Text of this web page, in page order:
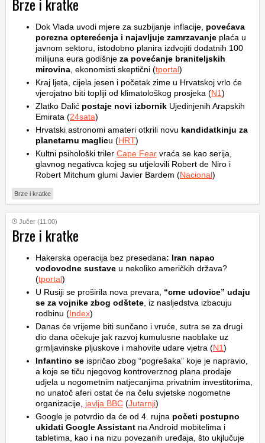
Dok Vlada uvodi mjere za suzbijanje inflacije, povećava
porezna opterećenja i najavljuje zamrzavanje plaća u
javnom sektoru, istodobno planira izdvojiti dodatnih 100
milijuna eura godišnje za povećanje braniteljskih
mirovina , ekonomisti skeptični (tportal)
Kraj ljeta, cijela jesen i početak zime u Hrvatskoj vrlo će
vjerojatno biti topliji od klimatološkog prosjeka (N1)
Zlatko Dalić postaje novi izbornik Ujedinjenih Arapskih
Emirata (24sata)
Hrvatski astronomi amateri otkrili novu kandidatkinju za
planetarnu maglicu (HRT)
Kultni psihološki triler Cape Fear vraća se kao serija,
glavnog negativca kojeg su utjelovili Robert de Niro i
Robert Mitchum glumi Javier Bardem (Nacional)
Brze i kratke
Jučer (11:00)
Brze i kratke
Hakerska operacija bez presedana: Iran napao
vodovodne sustave u nekoliko američkih država?
(tportal)
U Rusiji se proširila nova prevara, “crne udovice” udaju
se za vojnike zbog odštete , iz nasljedstva izbacuju
rodbinu (Index)
Danas će vrijeme biti sunčano i vruće, sutra se za drugi
dio dana očekuje jak razvoj kumulusne naoblake uz
grmljavinske pljuskove i mahovite udare vjetra (N1)
Infantino se ispričao zbog “pogrešaka” koje je napravio,
a koje se tiču njegovog kontroverznog plana prodaje
udjela u nogometnim natjecanjima privatnim investitorima,
no unatoč aferi ostat će na čelu svjetske nogometne
organizacije, javlja BBC (Jutarnji)
Google je potvrdio da će od 4. rujna početi postupno
ukidati Google Assistant na Android mobitelima i
tabletima, kao i na nizu povezanih uređaja, što ukjlučuje